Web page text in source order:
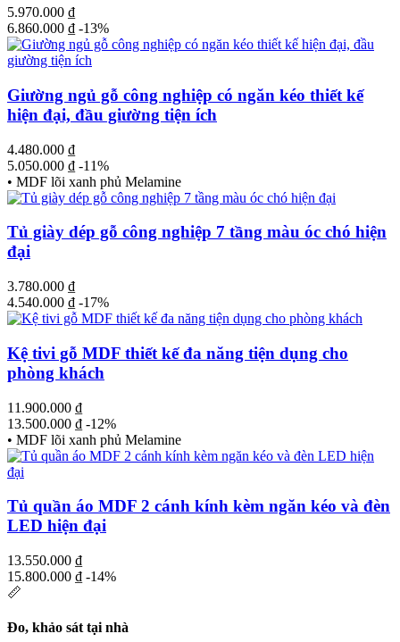
5.970.000 ₫
6.860.000 ₫ -13%
Giường ngủ gỗ công nghiệp có ngăn kéo thiết kế
hiện đại, đầu giường tiện ích
4.480.000 ₫
5.050.000 ₫ -11%
• MDF lõi xanh phủ Melamine
Tủ giày dép gỗ công nghiệp 7 tầng màu óc chó hiện
đại
3.780.000 ₫
4.540.000 ₫ -17%
Kệ tivi gỗ MDF thiết kế đa năng tiện dụng cho
phòng khách
11.900.000 ₫
13.500.000 ₫ -12%
• MDF lõi xanh phủ Melamine
Tủ quần áo MDF 2 cánh kính kèm ngăn kéo và đèn
LED hiện đại
13.550.000 ₫
15.800.000 ₫ -14%
📏
Đo, khảo sát tại nhà